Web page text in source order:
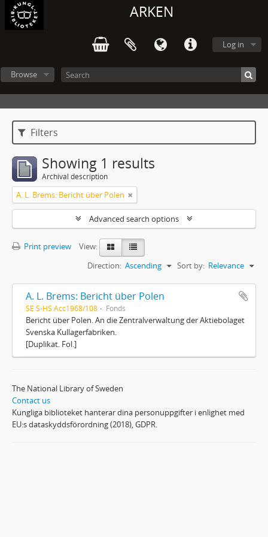
ARKEN
Log in
Browse
Filters
Showing 1 results
Archival description
A. L. Brems: Bericht über Polen
Advanced search options
Print preview
View:
Sort by: Relevance
Direction: Ascending
A. L. Brems: Bericht über Polen
SE S-HS Acc1968/108 Fonds
Bericht über Polen. An die Zentralverwaltung der Aktiebolaget
Svenska Kullagerfabriken.
[Duplikat. Fol.]
The National Library of Sweden
Contact us
Kungliga biblioteket hanterar dina personuppgifter i enlighet med
EU:s dataskyddsförordning (2018), GDPR.